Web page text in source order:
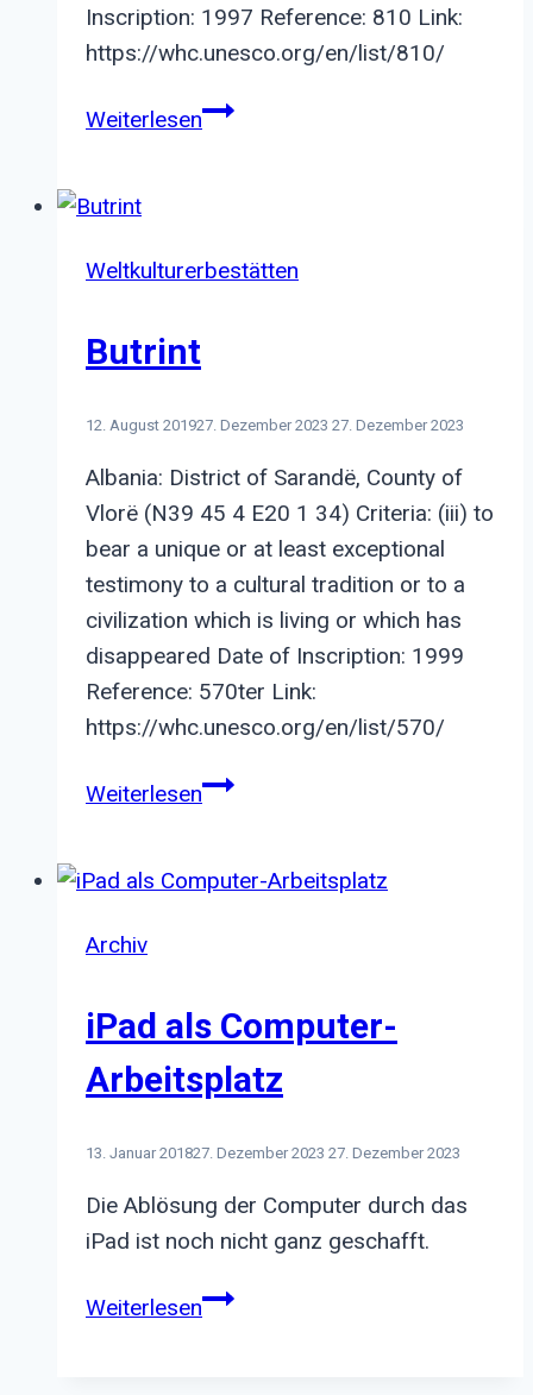
Inscription: 1997 Reference: 810 Link:
https://whc.unesco.org/en/list/810/
WeiterlesenHistoric
Weltkulturerbestätten
Butrint
12. August 201927. Dezember 2023 27. Dezember 2023
Albania: District of Sarandë, County of
Vlorë (N39 45 4 E20 1 34) Criteria: (iii) to
bear a unique or at least exceptional
testimony to a cultural tradition or to a
civilization which is living or which has
disappeared Date of Inscription: 1999
Reference: 570ter Link:
https://whc.unesco.org/en/list/570/
WeiterlesenButrint
Archiv
iPad als Computer-
Arbeitsplatz
13. Januar 201827. Dezember 2023 27. Dezember 2023
Die Ablösung der Computer durch das
iPad ist noch nicht ganz geschafft.
WeiterleseniPad